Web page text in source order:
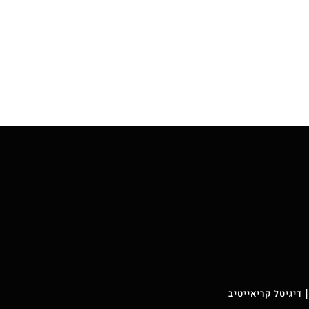
קריאייטיב